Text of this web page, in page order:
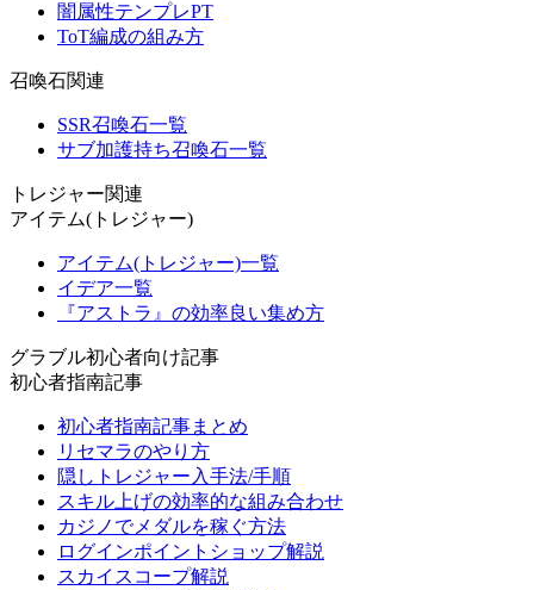
闇属性テンプレPT
ToT編成の組み方
召喚石関連
SSR召喚石一覧
サブ加護持ち召喚石一覧
トレジャー関連
アイテム(トレジャー)
アイテム(トレジャー)一覧
イデア一覧
『アストラ』の効率良い集め方
グラブル初心者向け記事
初心者指南記事
初心者指南記事まとめ
リセマラのやり方
隠しトレジャー入手法/手順
スキル上げの効率的な組み合わせ
カジノでメダルを稼ぐ方法
ログインポイントショップ解説
スカイスコープ解説